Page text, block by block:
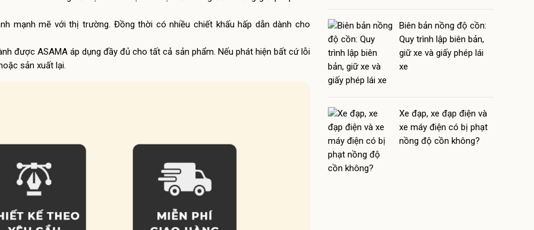
mạnh mẽ với thị trường. Đồng thời có nhiều chiết khấu hấp dẫn dành cho
được ASAMA áp dụng đầy đủ cho tất cả sản phẩm. Nếu phát hiện bất cứ lỗi
sản xuất lại.
Biên bản nồng độ cồn:
Quy trình lập biên bản,
giữ xe và giấy phép lái
xe
Xe đạp, xe đạp điện và
xe máy điện có bị phạt
nồng độ cồn không?